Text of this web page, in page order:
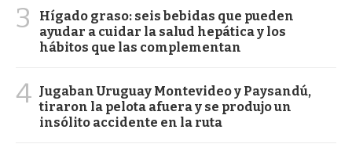
3
Hígado graso: seis bebidas que pueden
ayudar a cuidar la salud hepática y los
hábitos que las complementan
4 Jugaban Uruguay Montevideo y Paysandú,
tiraron la pelota afuera y se produjo un
insólito accidente en la ruta